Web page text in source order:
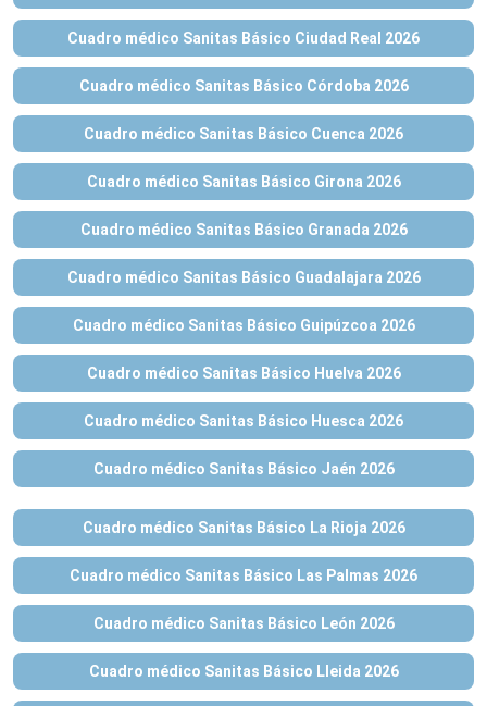
Cuadro médico Sanitas Básico Ciudad Real 2026
Cuadro médico Sanitas Básico Córdoba 2026
Cuadro médico Sanitas Básico Cuenca 2026
Cuadro médico Sanitas Básico Girona 2026
Cuadro médico Sanitas Básico Granada 2026
Cuadro médico Sanitas Básico Guadalajara 2026
Cuadro médico Sanitas Básico Guipúzcoa 2026
Cuadro médico Sanitas Básico Huelva 2026
Cuadro médico Sanitas Básico Huesca 2026
Cuadro médico Sanitas Básico Jaén 2026
Cuadro médico Sanitas Básico La Rioja 2026
Cuadro médico Sanitas Básico Las Palmas 2026
Cuadro médico Sanitas Básico León 2026
Cuadro médico Sanitas Básico Lleida 2026